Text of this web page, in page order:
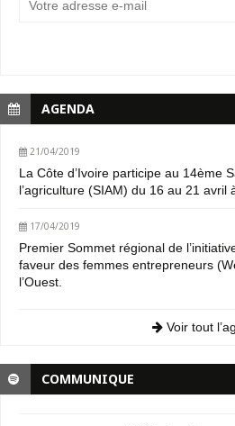
AGENDA
21/04/2019
La Côte d’Ivoire participe au 14ème
l’agriculture (SIAM) du 16 au 21 avril
17/04/2019
Premier Sommet régional de
faveur des femmes entrepreneurs
l’Ouest.
Voir tout
COMMUNIQUE